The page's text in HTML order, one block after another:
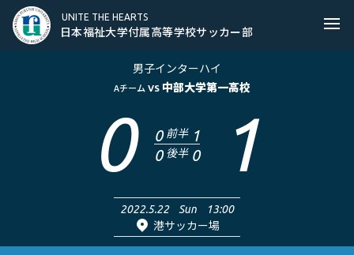
日本福祉大学付属高等学校サッカー部
UNITE THE HEARTS
日本福祉大学付属高等学校サッカー部
男子インターハイ
Aチーム VS 中部大学第一高校
0 0 前半 1
0 後半 0 1
2022.5.22 Sun 13:00
港サッカー場